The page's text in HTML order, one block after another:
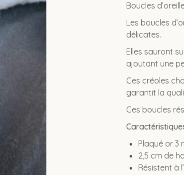
Boucles
Les boucles
délicates.
Elles sauront
ajoutant une
Ces créoles
garantit la
Ces boucles
Plaqué or 3
2,5 cm de
Résistent à